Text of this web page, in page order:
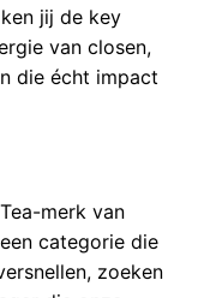
jij de key
van closen,
die écht impact
merk van
categorie die
zoeken